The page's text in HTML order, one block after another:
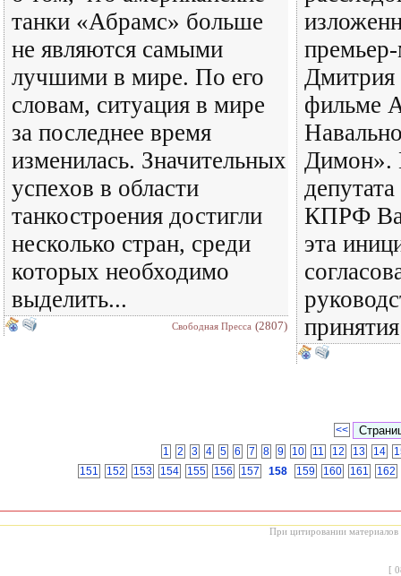
танки «Абрамс» больше
не являются самыми
лучшими в мире. По его
словам, ситуация в мире
за последнее время
изменилась. Значительных
успехов в области
танкостроения достигли
несколько стран, среди
которых необходимо
выделить...
Свободная Пресса (2807)
Дмитрия
фильме
Димон».
КПРФ
эта
<<
1
2 3 4 5 6 7 8 9 10 11 12 13 14
151
152 153 154 155 156 157 158 159 160 161 162
При цитировании материалов
[